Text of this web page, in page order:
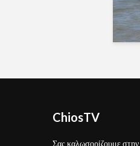
ChiosTV
Σας καλωσορίζουμε